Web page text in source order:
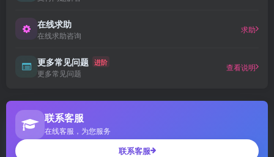
在线求助
在线求助咨询
求助
更多常见问题 进阶
更多常见问题
查看说明
联系客服
在线客服，为您服务
联系客服